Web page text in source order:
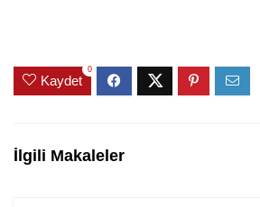
Kaydet
0
İlgili Makaleler